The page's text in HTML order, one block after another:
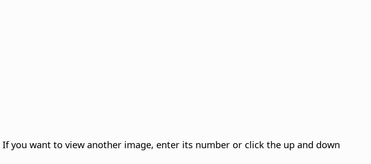
If you want to view another image, enter its number or click the up and down